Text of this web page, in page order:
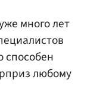
много лет
способен
любому